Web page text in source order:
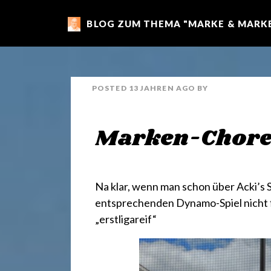
m
a
BLOG ZUM THEMA "MARKE &
POSTED 13 JAHREN AGO BY
Marken-
Na klar, wenn man schon über
entsprechenden Dynamo-Spiel
„erstligareif“